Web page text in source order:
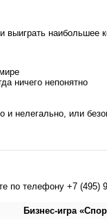
выиграть наибольшее
ничего непонятно
и нелегально, или
по телефону +7 (495)